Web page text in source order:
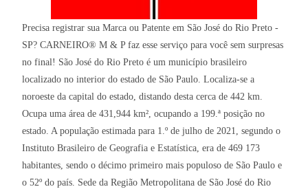
Precisa registrar sua Marca ou Patente em São José do Rio Preto -
SP? CARNEIRO® M & P faz esse serviço para você sem surpresas
no final! São José do Rio Preto é um município brasileiro
localizado no interior do estado de São Paulo. Localiza-se a
noroeste da capital do estado, distando desta cerca de 442 km.
Ocupa uma área de 431,944 km², ocupando a 199.ª posição no
estado. A população estimada para 1.º de julho de 2021, segundo o
Instituto Brasileiro de Geografia e Estatística, era de 469 173
habitantes, sendo o décimo primeiro mais populoso de São Paulo e
o 52º do país. Sede da Região Metropolitana de São José do Rio